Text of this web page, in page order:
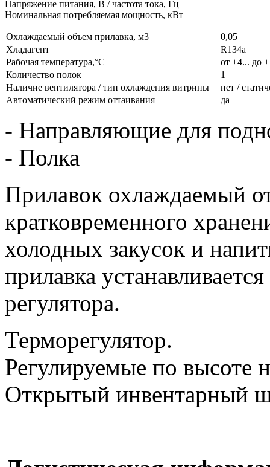
Напряжение питания, В / частота тока, Гц
Номинальная потребляемая мощность, кВт
Охлаждаемый объем прилавка, м3
0,05
Хладагент
R134a
Рабочая температура,°С
от +4... до
Количество полок
1
Наличие вентилятора / тип охлаждения витрины
нет /
Автоматический режим оттаивания
да
- Направляющие для
- Полка
Прилавок охлаждаемый
кратковременного
холодных закусок и
прилавка
регулятора.
Терморегулятор.
Регулируемые по высоте
Открытый инвентарный